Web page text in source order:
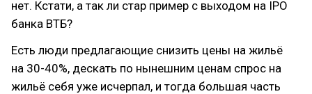
нет. Кстати, а так ли стар пример с выходом на IPO
банка ВТБ?
Есть люди предлагающие снизить цены на жильё
на 30-40%, дескать по нынешним ценам спрос на
жильё себя уже исчерпал, и тогда большая часть